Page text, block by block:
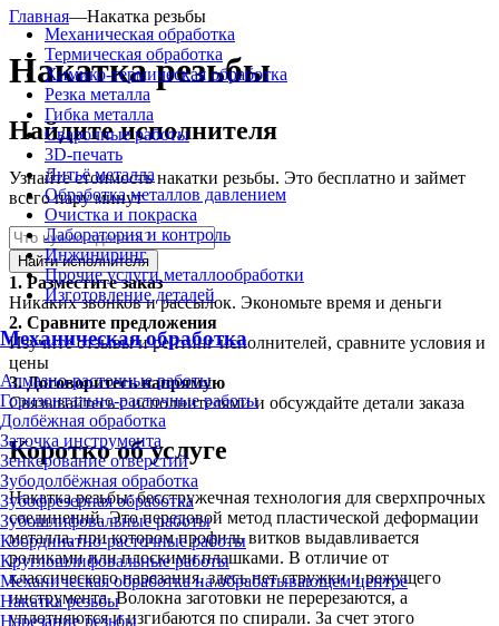
Механическая обработка
Термическая обработка
Химико-термическая обработка
Резка металла
Гибка металла
Сварочные работы
3D-печать
Литьё металла
Обработка металлов давлением
Очистка и покраска
Лаборатория и контроль
Инжиниринг
Прочие услуги металлообработки
Изготовление деталей
Механическая обработка
Алмазно-расточные работы
Горизонтально-расточные работы
Долбёжная обработка
Заточка инструмента
Зенкерование отверстий
Зубодолбёжная обработка
Зубофрезерная обработка
Зубошлифовальные работы
Координатно-расточные работы
Круглошлифовальные работы
Механическая обработка на обрабатывающем центре
Накатка резьбы
Нарезание резьбы
Главная—Накатка резьбы
Накатка резьбы
Найдите исполнителя
Узнайте стоимость накатки резьбы. Это бесплатно и займет
всего пару минут
Найти исполнителя
1. Разместите заказ
Никаких звонков и рассылок. Экономьте время и деньги
2. Сравните предложения
Изучите отзывы и рейтинг исполнителей, сравните условия и
цены
3.Договоритесь напрямую
Связывайтесь с исполнителями и обсуждайте детали заказа
Коротко об услуге
Накатка резьбы: бесстружечная технология для сверхпрочных
соединений. Это передовой метод пластической деформации
металла, при котором профиль витков выдавливается
роликами или плоскими плашками. В отличие от
классического нарезания, здесь нет стружки и режущего
инструмента. Волокна заготовки не перерезаются, а
уплотняются и изгибаются по спирали. За счет этого